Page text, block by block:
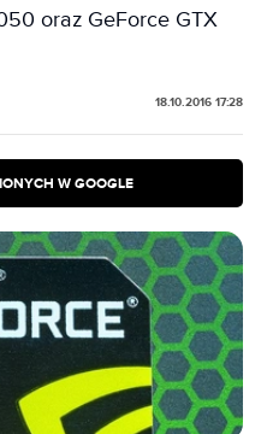
oraz GeForce GTX
18.10.2016 17:28
W GOOGLE